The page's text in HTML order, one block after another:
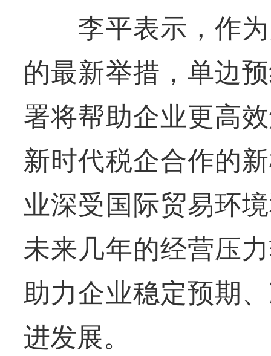
李平表示，作为
的最新举措，单边
署将帮助企业更高
新时代税企合作的
业深受国际贸易环
未来几年的经营压
助力企业稳定预期
进发展。